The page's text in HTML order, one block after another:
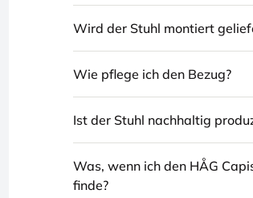
Wird der Stuhl montiert
Wie pflege ich den Bezug?
Ist der Stuhl nachhaltig
Was, wenn ich den HÅG
finde?